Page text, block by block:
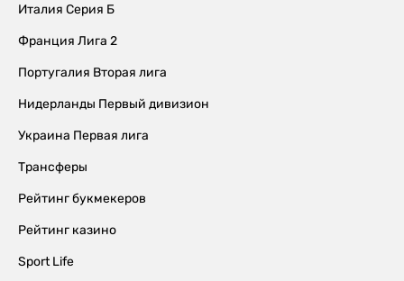
Италия Серия Б
Франция Лига 2
Португалия Вторая лига
Нидерланды Первый дивизион
Украина Первая лига
Трансферы
Рейтинг букмекеров
Рейтинг казино
Sport Life